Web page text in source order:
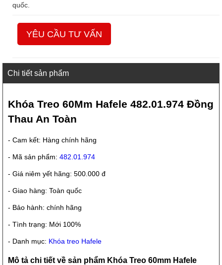
quốc.
YÊU CẦU TƯ VẤN
Chi tiết sản phẩm
Khóa Treo 60Mm Hafele 482.01.974 Đồng
Thau An Toàn
- Cam kết: Hàng chính hãng
- Mã sản phẩm: 482.01.974
- Giá niêm yết hãng: 500.000 đ
- Giao hàng: Toàn quốc
- Bảo hành: chính hãng
- Tình trạng: Mới 100%
- Danh mục: Khóa treo Hafele
Mô tả chi tiết về sản phẩm Khóa Treo 60mm Hafele